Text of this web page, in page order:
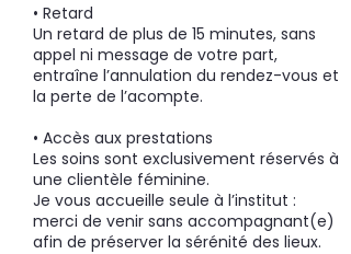
• Retard
Un retard de plus de 15 minutes, sans
appel ni message de votre part,
entraîne l’annulation du rendez-vous et
la perte de l’acompte.
• Accès aux prestations
Les soins sont exclusivement réservés à
une clientèle féminine.
Je vous accueille seule à l’institut :
merci de venir sans accompagnant(e)
afin de préserver la sérénité des lieux.